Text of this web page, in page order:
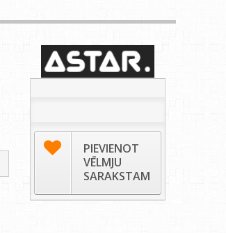
PIEVIENOT
VĒLMJU
SARAKSTAM